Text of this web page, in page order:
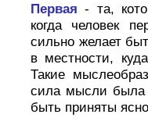
Первая- та,
когда человек
сильно желает
в местности,
Такие
сила мысли была
быть приняты